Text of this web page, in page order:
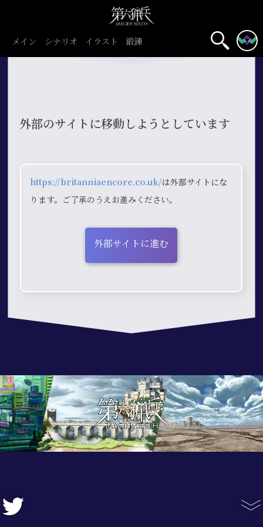
メイン シナリオ イラスト 鍛錬
外部のサイトに移動しようとしています
https://britanniaencore.co.uk/は外部サイトにな
ります。ご了承のうえお進みください。
外部サイトに進む